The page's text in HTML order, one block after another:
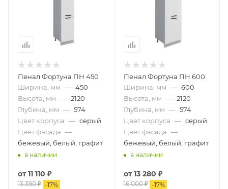
Пенал Фортуна ПН 450
Ширина, мм — 450
Высота, мм — 2120
Глубина, мм — 574
Цвет корпуса — серый
Цвет фасада —
бежевый, белый, графит
в наличии
от11 110 ₽
13 390 ₽ -17%
Пенал Фортуна ПН 600
Ширина, мм — 600
Высота, мм — 2120
Глубина, мм — 574
Цвет корпуса — серый
Цвет фасада —
бежевый, белый, графит
в наличии
от13 280 ₽
16 000 ₽ -17%